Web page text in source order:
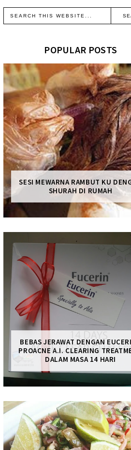
POPULAR POSTS
SESI MEWARNA RAMBUT KU
SHURAH DI RUMAH
BEBAS JERAWAT DENGAN
PROACNE A.I. CLEARING
DALAM MASA 14 HARI